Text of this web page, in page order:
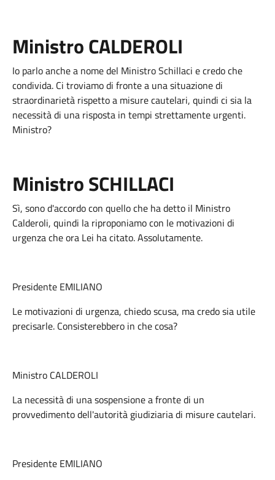
Ministro CALDEROLI
Io parlo anche a nome del Ministro Schillaci e credo che
condivida. Ci troviamo di fronte a una situazione di
straordinarietà rispetto a misure cautelari, quindi ci sia la
necessità di una risposta in tempi strettamente urgenti.
Ministro?
Ministro SCHILLACI
Sì, sono d'accordo con quello che ha detto il Ministro
Calderoli, quindi la riproponiamo con le motivazioni di
urgenza che ora Lei ha citato. Assolutamente.
Presidente EMILIANO
Le motivazioni di urgenza, chiedo scusa, ma credo sia utile
precisarle. Consisterebbero in che cosa?
Ministro CALDEROLI
La necessità di una sospensione a fronte di un
provvedimento dell'autorità giudiziaria di misure cautelari.
Presidente EMILIANO